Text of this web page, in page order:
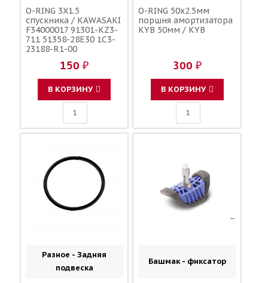
O-RING 3X1.5
спускника / KAWASAKI
F34000017 91301-KZ3-
711 51358-28E30 1C3-
23188-R1-00
150 ₽
В КОРЗИНУ
O-RING 50x2.5мм
поршня амортизатора
KYB 50мм / KYB
300 ₽
В КОРЗИНУ
Разное - Задняя
подвеска
Башмак - фиксатор